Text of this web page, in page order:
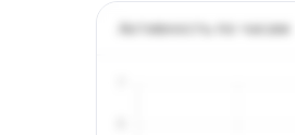
Активность по часам